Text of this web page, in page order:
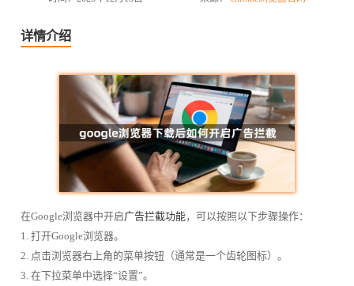
详情介绍
在Google浏览器中开启广告拦截功能，可以按照以下步骤操作：
1. 打开Google浏览器。
2. 点击浏览器右上角的菜单按钮（通常是一个齿轮图标）。
3. 在下拉菜单中选择“设置”。